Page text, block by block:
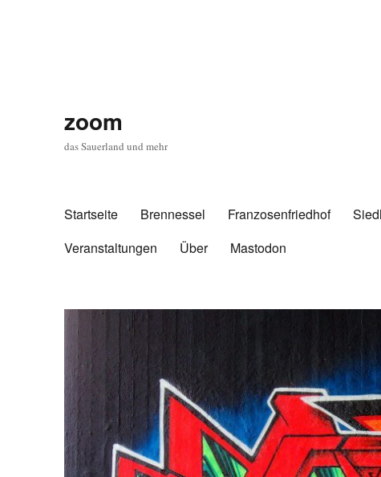
zoom
das Sauerland und mehr
Startseite Brennessel Franzosenfriedhof
Veranstaltungen
Über Mastodon